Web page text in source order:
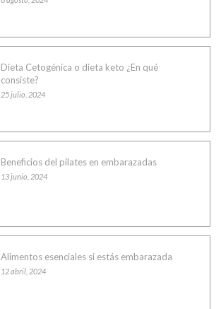
Dieta Cetogénica o dieta keto ¿En qué
consiste?
25 julio, 2024
Beneficios del pilates en embarazadas
13 junio, 2024
Alimentos esenciales si estás embarazada
12 abril, 2024